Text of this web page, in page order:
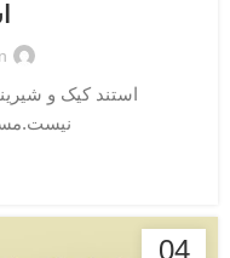
استند کیک و
04